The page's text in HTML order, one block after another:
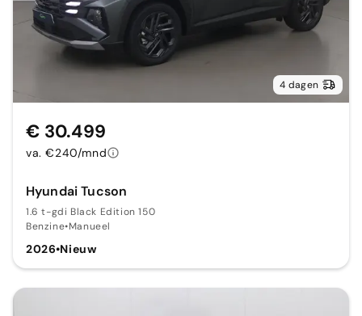
4 dagen
Hyundai Tucson
1.6 t-gdi Black Edition 150
Benzine•Manueel
2026•Nieuw
€ 30.499
va. €240/mnd